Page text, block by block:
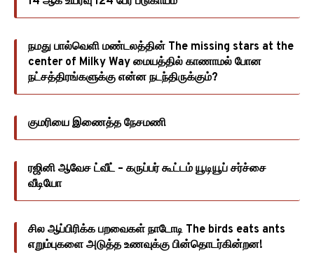
நமது பால்வெளி மண்டலத்தின் The missing stars at the
center of Milky Way மையத்தில் காணாமல் போன
நட்சத்திரங்களுக்கு என்ன நடந்திருக்கும்?
குமரியை இணைத்த நேசமணி
ரஜினி ஆவேச ட்வீட் – கருப்பர் கூட்டம் யூடியூப் சர்ச்சை
வீடியோ
சில ஆப்பிரிக்க பறவைகள் நாடோடி The birds eats ants
எறும்புகளை அடுத்த உணவுக்கு பின்தொடர்கின்றன!